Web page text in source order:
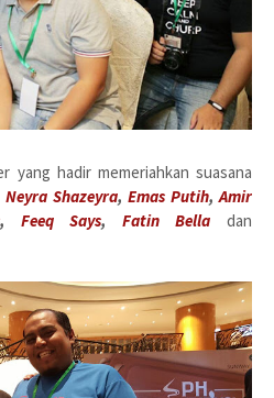
yang hadir memeriahkan suasana
Neyra Shazeyra, Emas Putih,Amir
, Feeq Says, Fatin Bella dan